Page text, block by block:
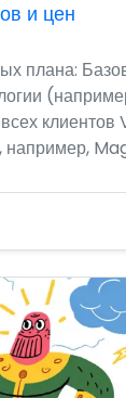
и цен
плана:
клиентов